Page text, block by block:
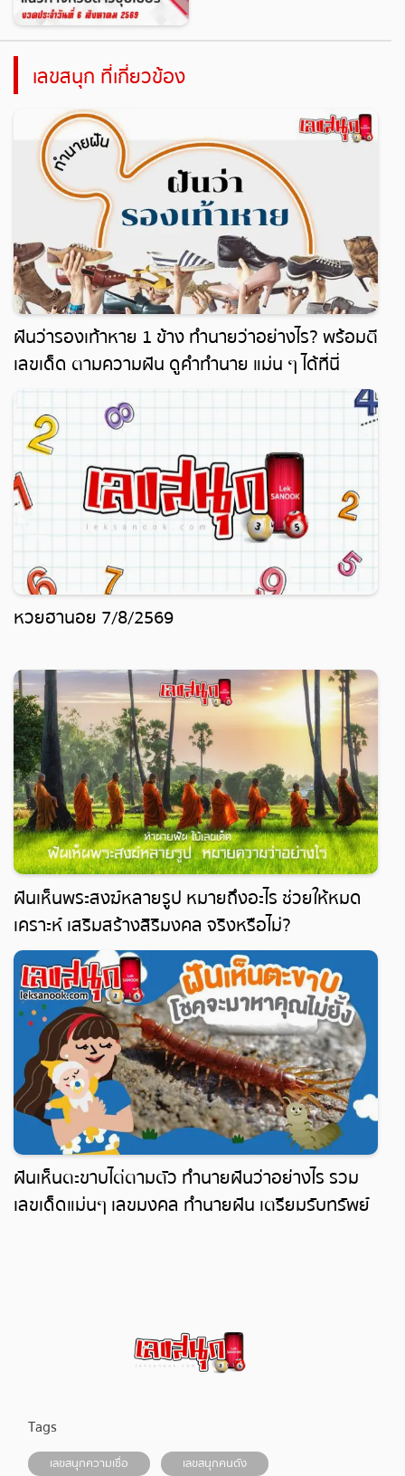
เลขสนุก ที่เกี่ยวข้อง
ฝันว่ารองเท้าหาย 1 ข้าง ทำนายว่าอย่างไร? พร้อมตี
เลขเด็ด ตามความฝัน ดูคำทำนาย แม่น ๆ ได้ที่นี่
leksanook
หวยฮานอย 7/8/2569
ฝันเห็นพระสงฆ์หลายรูป หมายถึงอะไร ช่วยให้หมด
เคราะห์ เสริมสร้างสิริมงคล จริงหรือไม่?
ฝันเห็นตะขาบไต่ตามตัว ทำนายฝันว่าอย่างไร รวม
เลขเด็ดแม่นๆ เลขมงคล ทำนายฝัน เตรียมรับทรัพย์
Tags
เลขสนุกความเชื่อ เลขสนุกคนดัง